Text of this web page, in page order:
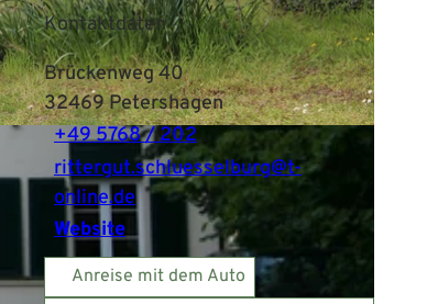
Kontaktdaten
Brückenweg 40
32469Petershagen
+49 5768 / 202
rittergut.schluesselburg@t-
online.de
Website
Anreise mit dem Auto